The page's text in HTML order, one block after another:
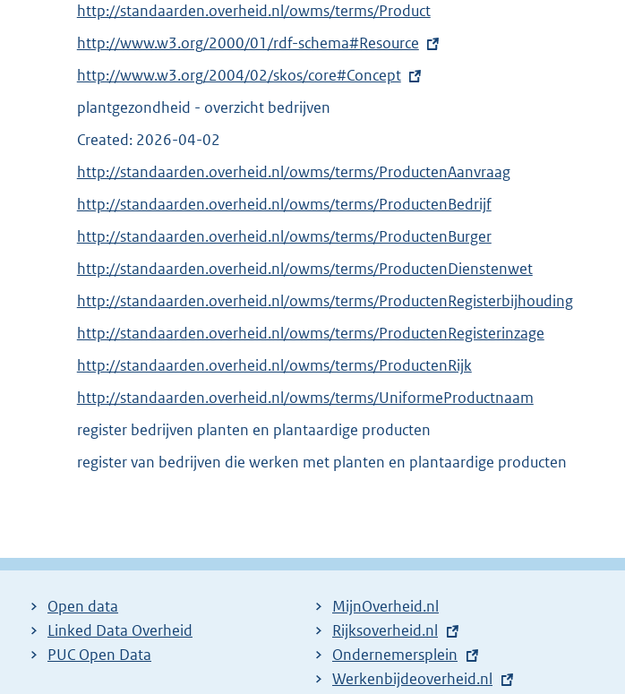
http://standaarden.overheid.nl/owms/terms/Product
E
x
e
r
n
l
i
n
:
http://www.w3.org/2000/01/rdf-schema#Resource
E
e
r
n
l
i
n
:
http://www.w3.org/2004/02/skos/core#Concept
plantgezondheid - overzicht bedrijven
Created: 2026-04-02
http://standaarden.overheid.nl/owms/terms/ProductenAanvraag
http://standaarden.overheid.nl/owms/terms/ProductenBedrijf
http://standaarden.overheid.nl/owms/terms/ProductenBurger
http://standaarden.overheid.nl/owms/terms/ProductenDienstenwet
http://standaarden.overheid.nl/owms/terms/ProductenRegisterbijhouding
http://standaarden.overheid.nl/owms/terms/ProductenRegisterinzage
http://standaarden.overheid.nl/owms/terms/ProductenRijk
http://standaarden.overheid.nl/owms/terms/UniformeProductnaam
register bedrijven planten en plantaardige producten
register van bedrijven die werken met planten en plantaardige producten
Open data
Linked Data Overheid
PUC Open Data
MijnOverheid.nl
E
x
t
Rijksoverheid.nl
E
x
Ondernemersplein
E
Werkenbijdeoverheid.nl